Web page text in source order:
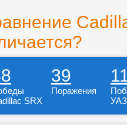
39
Поражения
SRX